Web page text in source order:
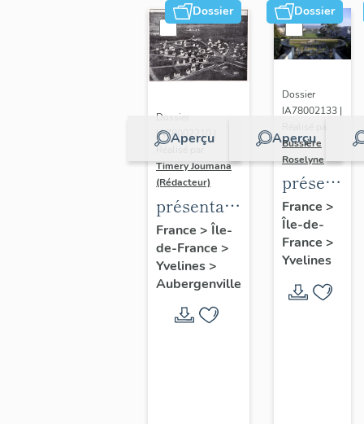
Dossier
Aperçu
Dossier
IA78002210 |
Réalisé par
Timery Joumana
(Rédacteur)
présentation
de l'étude
d'Elisabethville
France > Île-
de-France >
Yvelines>
Aubergenville
Dossier
Aperçu
Dossier
IA78002133 |
Bussière
Roselyne
du
diagnostic
et
France >
Île-de-
France >
Yvelines